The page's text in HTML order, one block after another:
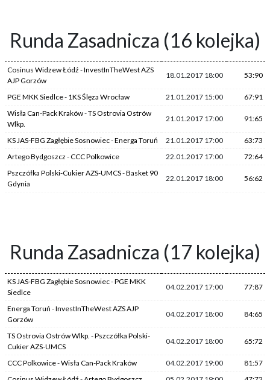
Runda Zasadnicza (16 kolejka)
Cosinus Widzew Łódź -InvestInTheWest AZS
AJP Gorzów
18.01.2017 18:00 53:90
PGE MKK Siedlce- 1KS Ślęza Wrocław 21.01.2017 15:00
67:91
Wisła Can-Pack Kraków-TS Ostrovia Ostrów
Wlkp.
21.01.2017 17:00 91:65
KS JAS-FBG Zagłębie Sosnowiec-Energa Toruń 21.01.2017 17:00
63:73
Artego Bydgoszcz -CCC Polkowice 22.01.2017 17:00
72:64
Pszczółka Polski-Cukier AZS-UMCS-Basket 90
Gdynia
22.01.2017 18:00 56:62
Runda Zasadnicza (17 kolejka)
KS JAS-FBG Zagłębie Sosnowiec-PGE MKK
Siedlce
04.02.2017 17:00 77:87
Energa Toruń -InvestInTheWest AZS AJP
Gorzów
04.02.2017 18:00 84:65
TS Ostrovia Ostrów Wlkp. -Pszczółka Polski-
Cukier AZS-UMCS
04.02.2017 18:00 65:72
CCC Polkowice-Wisła Can-Pack Kraków 04.02.2017 19:00
81:57